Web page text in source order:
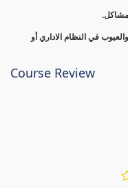
في النظام الاداري أو
Course Review